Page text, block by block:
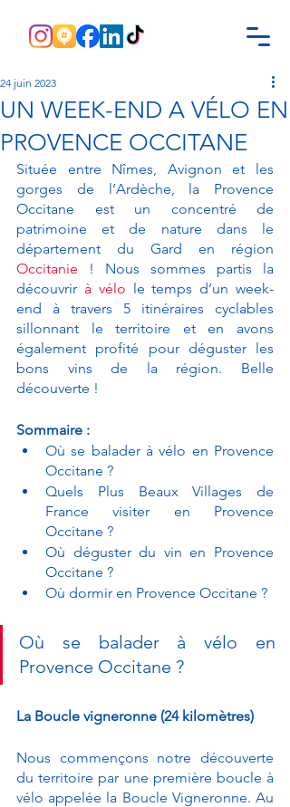
UN WEEK-END A VÉLO EN
PROVENCE OCCITANE
24 juin 2023
Située entre Nîmes, Avignon et les
gorges de l’Ardèche, la Provence
Occitane est un concentré de
patrimoine et de nature dans le
Occitanie ! Nous sommes partis la
découvrir à vélo le temps d’un week-
end à travers 5 itinéraires cyclables
sillonnant le territoire et en avons
également profité pour déguster les
bons vins de la région. Belle
découverte !
Sommaire :
Où se balader à vélo en Provence
Occitane ?
Quels Plus Beaux Villages de
France visiter en Provence
Occitane ?
Où déguster du vin en Provence
Occitane ?
Où dormir en Provence Occitane ?
Où se balader à vélo en
Provence Occitane ?
La Boucle vigneronne (24 kilomètres)
Nous commençons notre découverte
du territoire par une première boucle à
vélo appelée la Boucle Vigneronne. Au